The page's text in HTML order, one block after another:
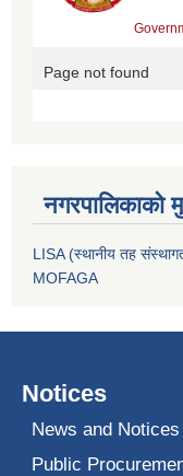
नगरपालिकाको
LISA (स्थानीय तह
MOFAGA
Notices
News and Notices
Public